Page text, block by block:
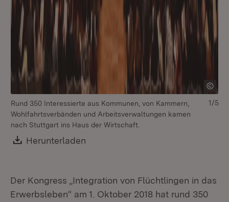
Rund 350 Interessierte aus Kommunen, von Kammern,
Wohlfahrtsverbänden und Arbeitsverwaltungen kamen
nach Stuttgart ins Haus der Wirtschaft.
Download:
Herunterladen
1/5
Der Kongress „Integration von Flüchtlingen in das
Erwerbsleben“ am 1. Oktober 2018 hat rund 350